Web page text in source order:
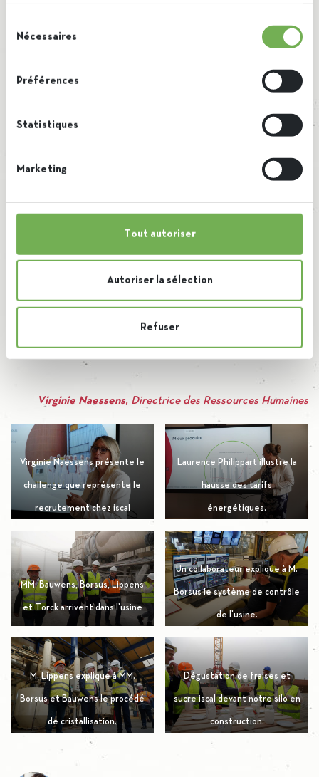
duNécessaires
Préférences
Statistiques
Marketing
Tout autoriser
Autoriser la sélection
Refuser
Faire évoluer une culture d’entreprise n’est pas quelque
chose qui se réalise en quelques mois. Nous travaillons dur
cadre de travail de nos collaborateurs mais aussi pour
pour nous de nous rendre aussi attractif que possible en
tant qu’employeur.
Nous voulons faire découvrir les nombreux métiers qu’iscal
propose aux jeunes de la région et tenter de susciter des
vocations.
Virginie Naessens, Directrice des Ressources Humaines
Virginie Naessens présente le
challenge que représente le
recrutement chez iscal
Laurence Philippart illustre la
hausse des tarifs
énergétiques.
MM. Bauwens, Borsus, Lippens
et Torck arrivent dans l’usine
Un collaborateur explique à M.
Borsus le système de contrôle
de l’usine.
M. Lippens explique à MM.
Borsus et Bauwens le procédé
de cristallisation.
Dégustation de fraises et
sucre iscal devant notre silo en
construction.